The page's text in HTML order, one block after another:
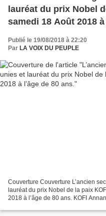
lauréat du prix Nobel
samedi 18 Août 2018 à
Publié le 19/08/2018 à 22:20
Par LA VOIX DU PEUPLE
Couverture Couverture L’ancien
lauréat du prix Nobel de la paix
2018 à l’âge de 80 ans. KOFI